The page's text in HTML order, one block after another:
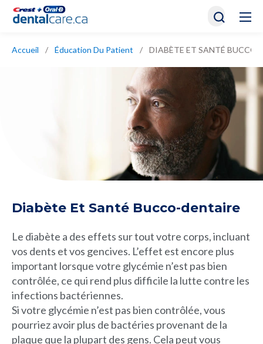
Accueil / Éducation Du Patient / DIABÈTE ET SANTÉ BUCCO-
Diabète Et Santé Bucco-dentaire
Le diabète a des effets sur tout votre corps, incluant
vos dents et vos gencives. L’effet est encore plus
important lorsque votre glycémie n’est pas bien
contrôlée, ce qui rend plus difficile la lutte contre les
infections bactériennes.
Si votre glycémie n’est pas bien contrôlée, vous
pourriez avoir plus de bactéries provenant de la
plaque que la plupart des gens. Cela peut vous